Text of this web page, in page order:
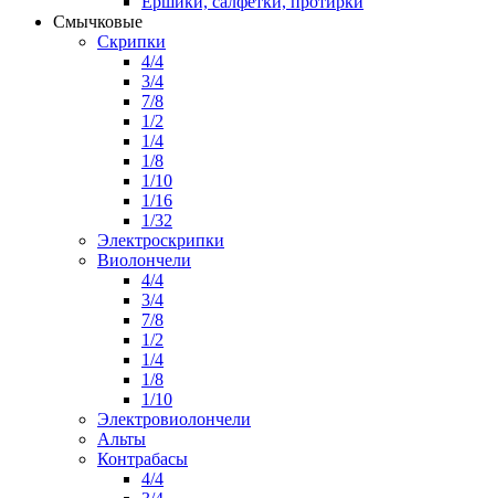
Смычковые
Скрипки
4/4
3/4
7/8
1/2
1/4
1/8
1/10
1/16
1/32
Электроскрипки
Виолончели
4/4
3/4
7/8
1/2
1/4
1/8
1/10
Электровиолончели
Альты
Контрабасы
4/4